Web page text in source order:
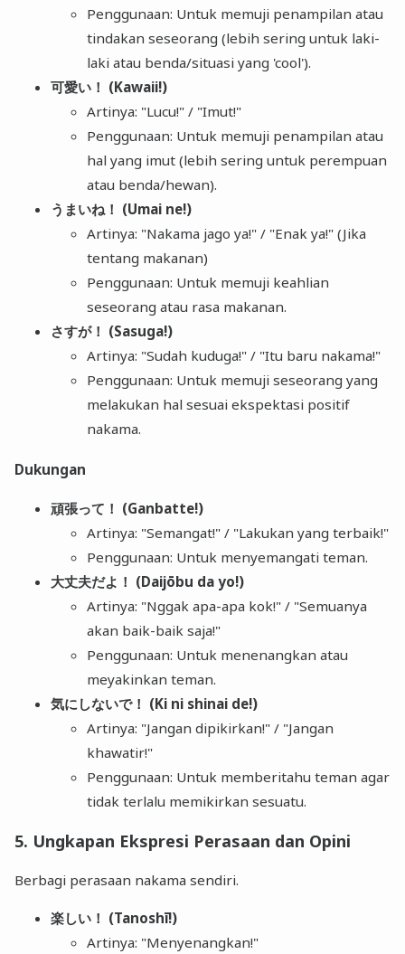
Penggunaan: Untuk memuji penampilan atau
tindakan seseorang (lebih sering untuk laki-
laki atau benda/situasi yang 'cool').
可愛い！ (Kawaii!)
Artinya: "Lucu!" / "Imut!"
Penggunaan: Untuk memuji penampilan atau
hal yang imut (lebih sering untuk perempuan
atau benda/hewan).
うまいね！ (Umai ne!)
Artinya: "Nakama jago ya!" / "Enak ya!" (Jika
tentang makanan)
Penggunaan: Untuk memuji keahlian
seseorang atau rasa makanan.
さすが！ (Sasuga!)
Artinya: "Sudah kuduga!" / "Itu baru nakama!"
Penggunaan: Untuk memuji seseorang yang
melakukan hal sesuai ekspektasi positif
nakama.
Dukungan
頑張って！ (Ganbatte!)
Artinya: "Semangat!" / "Lakukan yang terbaik!"
Penggunaan: Untuk menyemangati teman.
大丈夫だよ！ (Daijōbu da yo!)
Artinya: "Nggak apa-apa kok!" / "Semuanya
akan baik-baik saja!"
Penggunaan: Untuk menenangkan atau
meyakinkan teman.
気にしないで！ (Ki ni shinai de!)
Artinya: "Jangan dipikirkan!" / "Jangan
khawatir!"
Penggunaan: Untuk memberitahu teman agar
tidak terlalu memikirkan sesuatu.
5. Ungkapan Ekspresi Perasaan dan Opini
Berbagi perasaan nakama sendiri.
楽しい！ (Tanoshī!)
Artinya: "Menyenangkan!"